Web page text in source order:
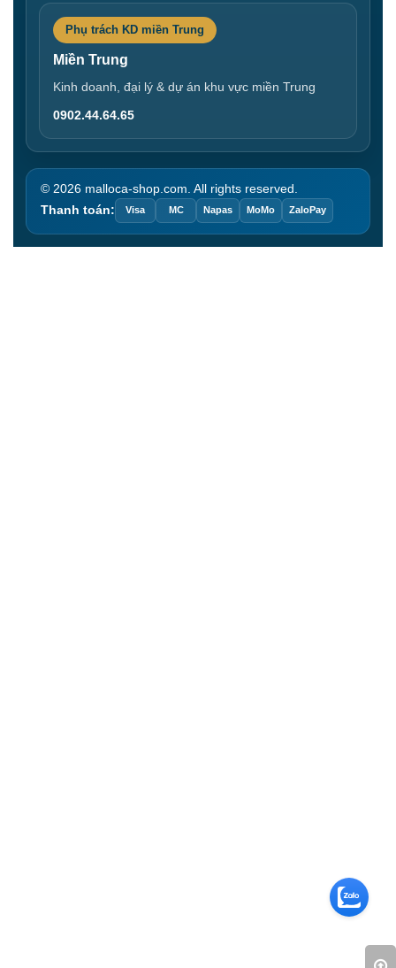
Phụ trách KD miền Trung
Miền Trung
Kinh doanh, đại lý & dự án khu vực miền Trung
0902.44.64.65
© 2026 malloca-shop.com. All rights reserved.
Thanh toán:
Visa MC Napas MoMo ZaloPay